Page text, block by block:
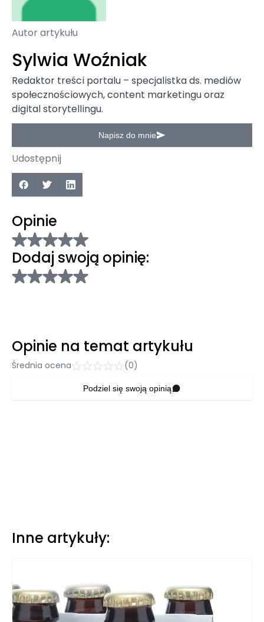
Autor artykułu
Sylwia Woźniak
Redaktor treści portalu – specjalistka ds. mediów
społecznościowych, content marketingu oraz
digital storytellingu.
Napisz do mnie
Udostępnij
Opinie
Dodaj swoją opinię:
Opinie na temat artykułu
Średnia ocena (0)
Podziel się swoją opinią
Inne artykuły: